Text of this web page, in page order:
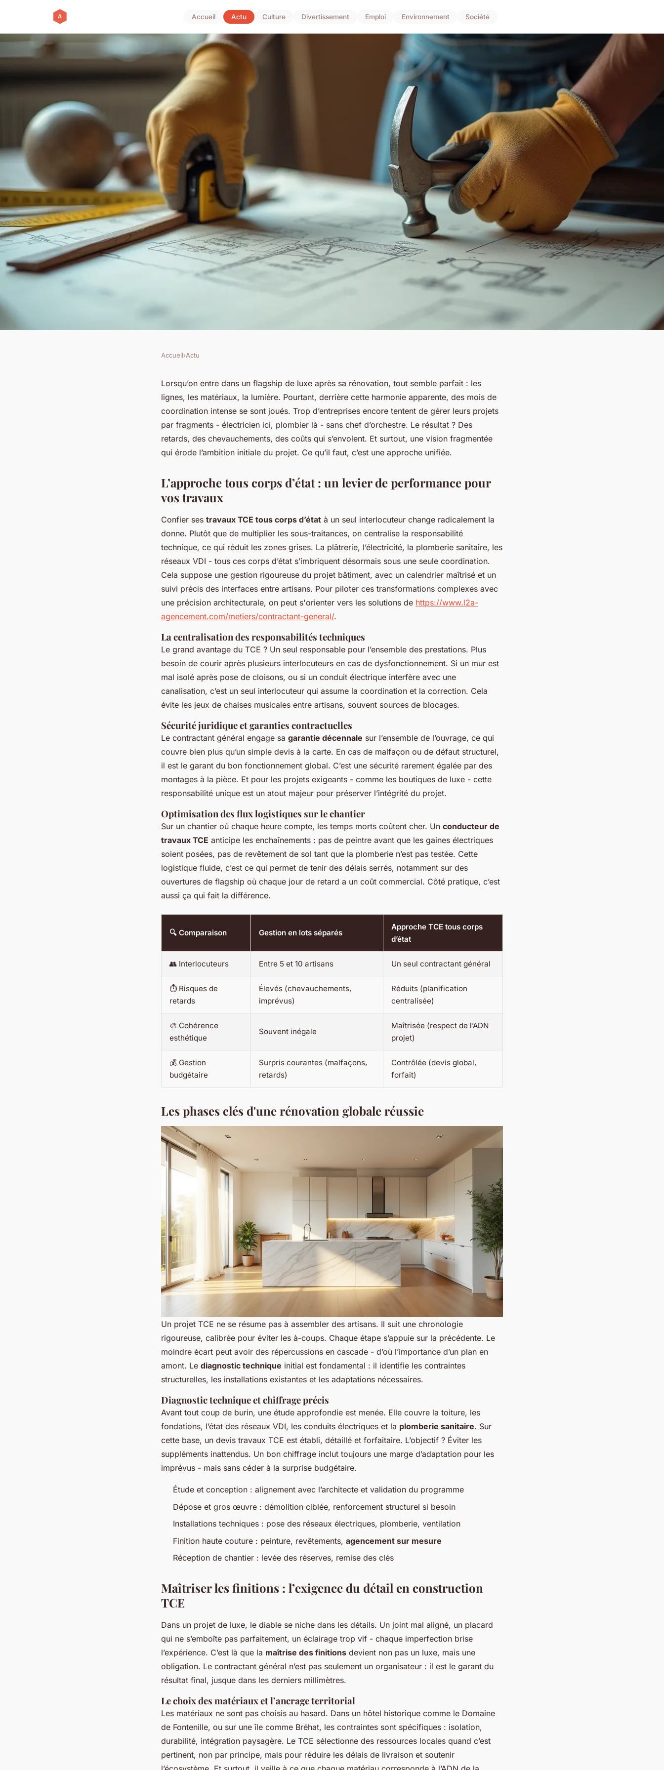
Accueil Actu Culture Divertissement Emploi Environnement Société
Pourquoi les travaux TCE sont-ils
essentiels pour vos projets de
Accueil›Actu
Lorsqu’on entre dans un flagship de luxe après sa rénovation, tout semble parfait : les
lignes, les matériaux, la lumière. Pourtant, derrière cette harmonie apparente, des mois de
coordination intense se sont joués. Trop d’entreprises encore tentent de gérer leurs projets
par fragments - électricien ici, plombier là - sans chef d’orchestre. Le résultat ? Des
retards, des chevauchements, des coûts qui s’envolent. Et surtout, une vision fragmentée
qui érode l’ambition initiale du projet. Ce qu’il faut, c’est une approche unifiée.
L’approche tous corps d’état : un levier de performance pour
vos travaux
Confier ses travaux TCE tous corps d’état à un seul interlocuteur change radicalement la
donne. Plutôt que de multiplier les sous-traitances, on centralise la responsabilité
technique, ce qui réduit les zones grises. La plâtrerie, l’électricité, la plomberie sanitaire, les
réseaux VDI - tous ces corps d’état s’imbriquent désormais sous une seule coordination.
Cela suppose une gestion rigoureuse du projet bâtiment, avec un calendrier maîtrisé et un
suivi précis des interfaces entre artisans. Pour piloter ces transformations complexes avec
une précision architecturale, on peut s'orienter vers les solutions de https://www.l2a-
agencement.com/metiers/contractant-general/.
La centralisation des responsabilités techniques
Le grand avantage du TCE ? Un seul responsable pour l’ensemble des prestations. Plus
besoin de courir après plusieurs interlocuteurs en cas de dysfonctionnement. Si un mur est
mal isolé après pose de cloisons, ou si un conduit électrique interfère avec une
canalisation, c’est un seul interlocuteur qui assume la coordination et la correction. Cela
évite les jeux de chaises musicales entre artisans, souvent sources de blocages.
Sécurité juridique et garanties contractuelles
Le contractant général engage sa garantie décennale sur l’ensemble de l’ouvrage, ce qui
couvre bien plus qu’un simple devis à la carte. En cas de malfaçon ou de défaut structurel,
il est le garant du bon fonctionnement global. C’est une sécurité rarement égalée par des
montages à la pièce. Et pour les projets exigeants - comme les boutiques de luxe - cette
responsabilité unique est un atout majeur pour préserver l’intégrité du projet.
Optimisation des flux logistiques sur le chantier
Sur un chantier où chaque heure compte, les temps morts coûtent cher. Un conducteur de
travaux TCE anticipe les enchaînements : pas de peintre avant que les gaines électriques
soient posées, pas de revêtement de sol tant que la plomberie n’est pas testée. Cette
logistique fluide, c’est ce qui permet de tenir des délais serrés, notamment sur des
ouvertures de flagship où chaque jour de retard a un coût commercial. Côté pratique, c’est
aussi ça qui fait la différence.
🔍 Comparaison Gestion en lots séparés
Approche TCE tous corps
d’état
👥 Interlocuteurs Entre 5 et 10 artisans Un seul contractant général
⏱️ Risques de
retards
Élevés (chevauchements,
imprévus)
Réduits (planification
centralisée)
🎨 Cohérence
esthétique
Souvent inégale
Maîtrisée (respect de l’ADN
projet)
💰 Gestion
budgétaire
Surpris courantes (malfaçons,
retards)
Contrôlée (devis global,
forfait)
Les phases clés d'une rénovation globale réussie
Un projet TCE ne se résume pas à assembler des artisans. Il suit une chronologie
rigoureuse, calibrée pour éviter les à-coups. Chaque étape s’appuie sur la précédente. Le
moindre écart peut avoir des répercussions en cascade - d’où l’importance d’un plan en
amont. Le diagnostic technique initial est fondamental : il identifie les contraintes
structurelles, les installations existantes et les adaptations nécessaires.
Diagnostic technique et chiffrage précis
Avant tout coup de burin, une étude approfondie est menée. Elle couvre la toiture, les
fondations, l’état des réseaux VDI, les conduits électriques et la plomberie sanitaire. Sur
cette base, un devis travaux TCE est établi, détaillé et forfaitaire. L’objectif ? Éviter les
suppléments inattendus. Un bon chiffrage inclut toujours une marge d’adaptation pour les
imprévus - mais sans céder à la surprise budgétaire.
Étude et conception : alignement avec l’architecte et validation du programme
Dépose et gros œuvre : démolition ciblée, renforcement structurel si besoin
Installations techniques : pose des réseaux électriques, plomberie, ventilation
Finition haute couture : peinture, revêtements, agencement sur mesure
Réception de chantier : levée des réserves, remise des clés
Maîtriser les finitions : l’exigence du détail en construction
TCE
Dans un projet de luxe, le diable se niche dans les détails. Un joint mal aligné, un placard
qui ne s’emboîte pas parfaitement, un éclairage trop vif - chaque imperfection brise
l’expérience. C’est là que la maîtrise des finitions devient non pas un luxe, mais une
obligation. Le contractant général n’est pas seulement un organisateur : il est le garant du
résultat final, jusque dans les derniers millimètres.
Le choix des matériaux et l’ancrage territorial
Les matériaux ne sont pas choisis au hasard. Dans un hôtel historique comme le Domaine
de Fontenille, ou sur une île comme Bréhat, les contraintes sont spécifiques : isolation,
durabilité, intégration paysagère. Le TCE sélectionne des ressources locales quand c’est
pertinent, non par principe, mais pour réduire les délais de livraison et soutenir